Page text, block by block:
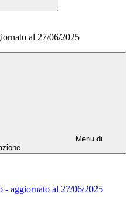
al 27/06/2025
Menu di
- aggiornato al 27/06/2025